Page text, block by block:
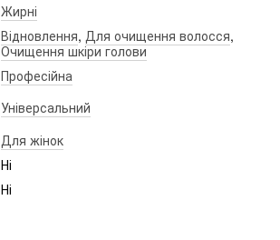
Жирні
Відновлення, Для очищення волосся,
Очищення шкіри голови
Професійна
Універсальний
Для жінок
Ні
Ні